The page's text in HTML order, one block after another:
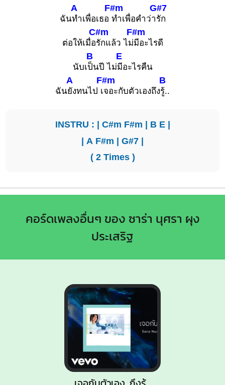
ฉัน
A
ทำเพื่อเธอ
F#m
ทำเพื่อคำว่า
G#7
รัก
ต่อให้เมื่อ
C#m
รักแล้ว ไม่
F#m
มีอะไรดี
นับเ
B
ป็นปี ไม่
E
มีอะไรคืน
ฉัน
A
ยังทนไป เ
F#m
จอะกับตัวเองถึง
B
รู้..
INSTRU : | C#m F#m | B E|
| A F#m | G#7 |
( 2 Times )
คอร์ดเพลงอื่นๆ ของ ซาร่า นุศรา ผุง
ประเสริฐ